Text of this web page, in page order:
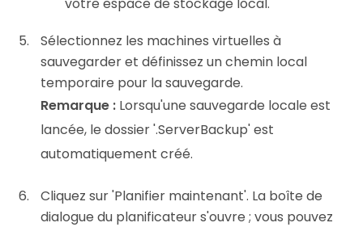
Sélectionnez les machines virtuelles à
sauvegarder et définissez un chemin local
temporaire pour la sauvegarde.
Remarque : Lorsqu'une sauvegarde locale est
lancée, le dossier '.ServerBackup' est
automatiquement créé.
Cliquez sur 'Planifier maintenant'. La boîte de
dialogue du planificateur s'ouvre ; vous pouvez